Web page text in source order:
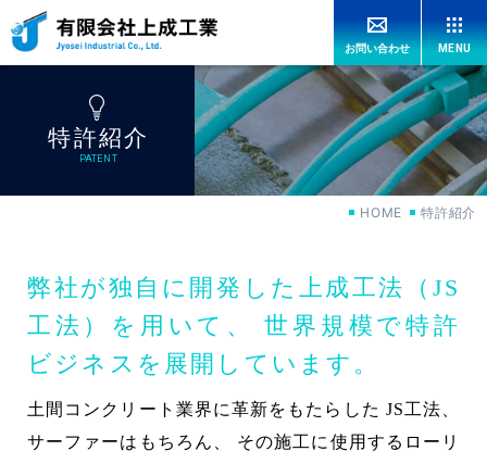
お問い合わせ MENU
HOME
上成工業の強み OUR ADVANTAGES
機械紹介 MACHINERY
特許紹介 PATENT
施工実績 WORKS
特許紹介
PATENT
HOME 特許紹介
弊社が独自に開発した上成工法（JS
工法）を用いて、
世界規模で特許
ビジネスを展開しています。
土間コンクリート業界に革新をもたらした JS工法、
サーファーはもちろん、
その施工に使用するローリ